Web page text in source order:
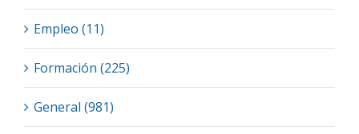
Empleo (11)
Formación (225)
General (981)